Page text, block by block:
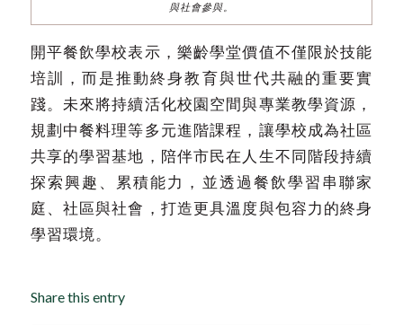
與社會參與。
開平餐飲學校表示，樂齡學堂價值不僅限於技能
培訓，而是推動終身教育與世代共融的重要實
踐。未來將持續活化校園空間與專業教學資源，
規劃中餐料理等多元進階課程，讓學校成為社區
共享的學習基地，陪伴市民在人生不同階段持續
探索興趣、累積能力，並透過餐飲學習串聯家
庭、社區與社會，打造更具溫度與包容力的終身
學習環境。
Share this entry